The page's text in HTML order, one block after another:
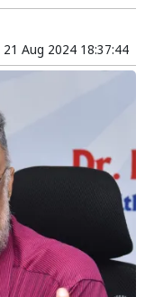
21 Aug 2024 18:37:44